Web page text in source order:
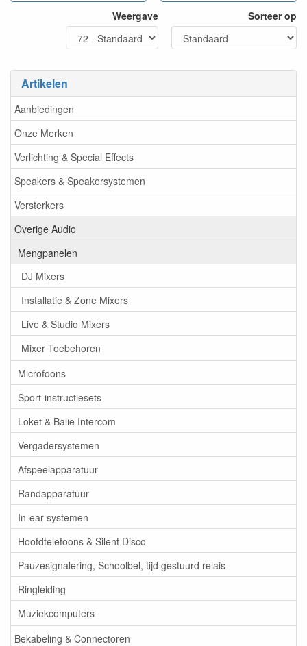
Artikelen
Aanbiedingen
Onze Merken
Verlichting & Special Effects
Speakers & Speakersystemen
Versterkers
Overige Audio
Mengpanelen
DJ Mixers
Installatie & Zone Mixers
Live & Studio Mixers
Mixer Toebehoren
Microfoons
Sport-instructiesets
Loket & Balie Intercom
Vergadersystemen
Afspeelapparatuur
Randapparatuur
In-ear systemen
Hoofdtelefoons & Silent Disco
Pauzesignalering, Schoolbel, tijd gestuurd relais
Ringleiding
Muziekcomputers
Bekabeling & Connectoren
kleinere mixer met een beperkt aantal kanalen of, wanneer u
bijvoorbeeld een grote band moet uitversterken, een mixer met
32 of meer kanalen.
Neem gerust
medewerkers.
Weergave
Sorteer op